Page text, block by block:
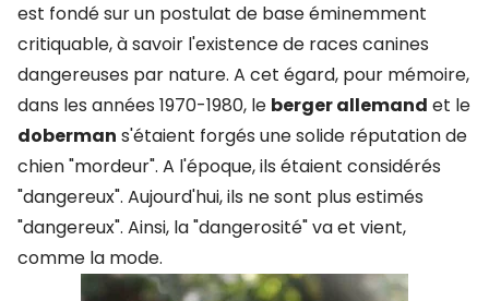
est fondé sur un postulat de base éminemment
critiquable, à savoir l'existence de races canines
dangereuses par nature. A cet égard, pour mémoire,
dans les années 1970-1980, le berger allemand et le
doberman s'étaient forgés une solide réputation de
chien "mordeur". A l'époque, ils étaient considérés
"dangereux". Aujourd'hui, ils ne sont plus estimés
"dangereux". Ainsi, la "dangerosité" va et vient,
comme la mode.